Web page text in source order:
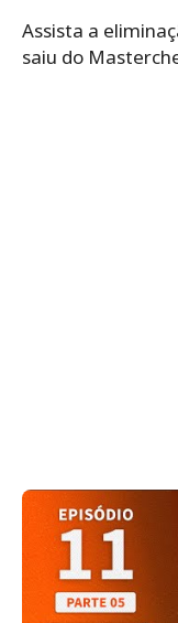
Assista a
saiu do